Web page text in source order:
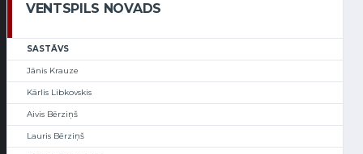
VENTSPILS NOVADS
SASTĀVS
Jānis Krauze
Kārlis Libkovskis
Aivis Bērziņš
Lauris Bērziņš